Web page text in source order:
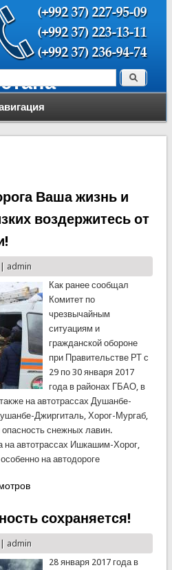
поиска Поиск
Ваша жизнь и
воздержитесь от
admin
Как ранее сообщал
Комитет по
чрезвычайным
ситуациям и
гражданской обороне
при Правительстве РТ с
29 по 30 января 2017
года в районах ГБАО, в
на автотрассах Душанбе-
Джиргиталь, Хорог-Мургаб,
снежных лавин.
на автотрассах Ишкашим-Хорог,
на автодороге
Вам дорога Ваша жизнь и жизнь
сохраняется!
admin
28 января 2017 года в